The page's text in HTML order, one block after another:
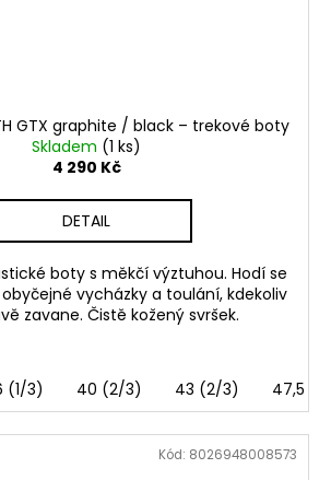
GTX graphite / black – trekové boty
Skladem (1 ks)
4 290 Kč
DETAIL
boty s měkčí výztuhou. Hodí se
vycházky a toulání, kdekoliv
zavane. Čistě kožený svršek.
(1/3) 40 (2/3) 43 (2/3) 47,5
Kód: 8026948008573